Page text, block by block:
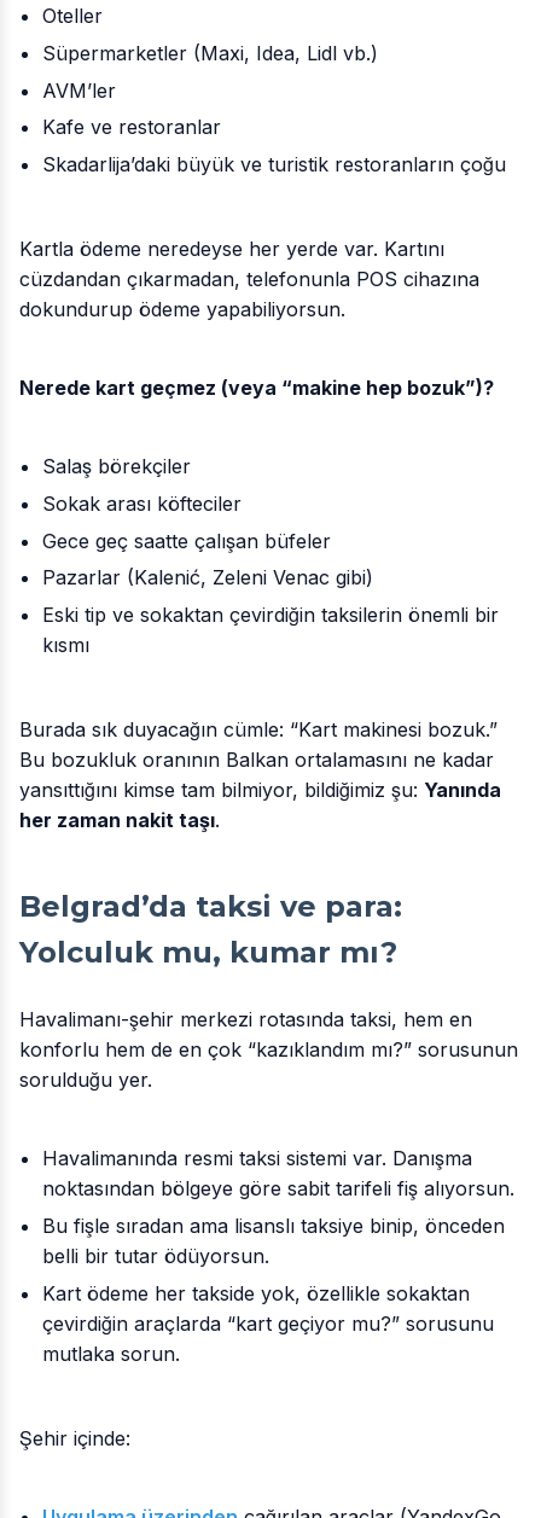
Oteller
Süpermarketler (Maxi, Idea, Lidl vb.)
AVM’ler
Kafe ve restoranlar
Skadarlija’daki büyük ve turistik restoranların çoğu
Kartla ödeme neredeyse her yerde var. Kartını
cüzdandan çıkarmadan, telefonunla POS cihazına
dokundurup ödeme yapabiliyorsun.
Nerede kart geçmez (veya “makine hep bozuk”)?
Salaş börekçiler
Sokak arası köfteciler
Gece geç saatte çalışan büfeler
Pazarlar (Kalenić, Zeleni Venac gibi)
Eski tip ve sokaktan çevirdiğin taksilerin önemli bir
kısmı
Burada sık duyacağın cümle: “Kart makinesi bozuk.”
Bu bozukluk oranının Balkan ortalamasını ne kadar
yansıttığını kimse tam bilmiyor, bildiğimiz şu: Yanında
her zaman nakit taşı.
Belgrad’da taksi ve para:
Yolculuk mu, kumar mı?
Havalimanı-şehir merkezi rotasında taksi, hem en
konforlu hem de en çok “kazıklandım mı?” sorusunun
sorulduğu yer.
Havalimanında resmi taksi sistemi var. Danışma
noktasından bölgeye göre sabit tarifeli fiş alıyorsun.
Bu fişle sıradan ama lisanslı taksiye binip, önceden
belli bir tutar ödüyorsun.
Kart ödeme her takside yok, özellikle sokaktan
çevirdiğin araçlarda “kart geçiyor mu?” sorusunu
mutlaka sorun.
Şehir içinde: